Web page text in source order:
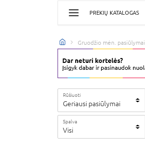
PREKIŲ KATALOGAS
Gruodžio mėn. pasiūlymai
Rūšiuoti
Geriausi pasiūlymai
Spalva
Visi